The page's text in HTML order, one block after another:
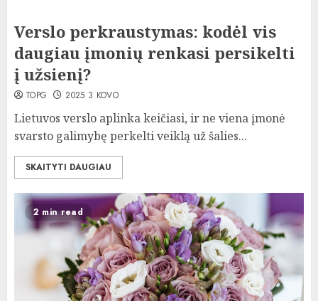
Verslo perkraustymas: kodėl vis
daugiau įmonių renkasi persikelti
į užsienį?
TOPG 2025 3 KOVO
Lietuvos verslo aplinka keičiasi, ir ne viena įmonė
svarsto galimybę perkelti veiklą už šalies...
SKAITYTI DAUGIAU
2 min read